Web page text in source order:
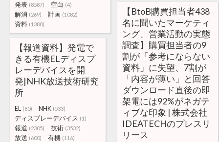
発表 (8587) 空白 (4)
解消 (269) 計画 (1082)
資料 (1380)
【BtoB購買担当者438
名に聞いたマーケティ
ング、営業活動の実態
調査】購買担当者の9
割が「参考にならない
資料」に失望、7割が
「内容が薄い」と回答
ダウンロード直後の即
架電には92%がネガテ
ィブな印象 | 株式会社
IDEATECHのプレスリ
リース
【報道資料】発電で
きる有機ELディスプ
レーデバイスを開
発|NHK放送技術研究
所
EL (80) NHK (533)
ディスプレーデバイス (1)
報道 (2305) 技術 (3532)
放送 (600) 有機 (116)